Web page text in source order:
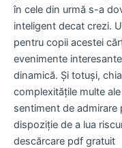
în cele din urmă s-a
inteligent decat crezi.
pentru copii acestei
evenimente
dinamică. Și totuși,
complexitățile multe
sentiment de admirare
dispoziție de a lua
descărcare pdf gratuit